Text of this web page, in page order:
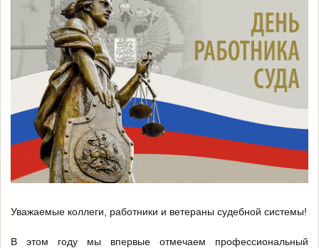
Уважаемые коллеги, работники и ветераны судебной системы!
В этом году мы впервые отмечаем профессиональный